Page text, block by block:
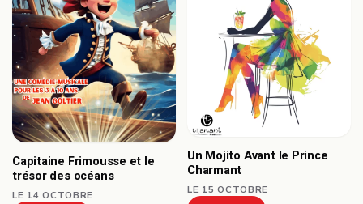
Capitaine Frimousse et le
trésor des océans
LE 14 OCTOBRE
Un Mojito Avant le Prince
Charmant
LE 15 OCTOBRE